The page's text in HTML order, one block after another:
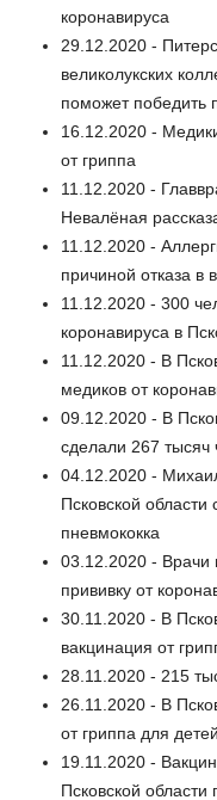
коронавируса
29.12.2020 -
великолукских
поможет победить
16.12.2020 -
от гриппа
11.12.2020 -
Невалёная
11.12.2020 -
причиной отказа в
11.12.2020 - 300
коронавируса в
11.12.2020 - В
медиков от
09.12.2020 - В
сделали 267 тысяч
04.12.2020 -
Псковской области
пневмококка
03.12.2020 - Врачи
прививку от
30.11.2020 - В
вакцинация от
28.11.2020 - 215
26.11.2020 - В
от гриппа для
19.11.2020 -
Псковской